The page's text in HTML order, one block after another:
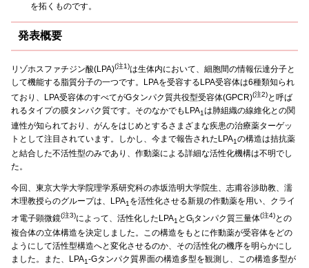
を拓くものです。
発表概要
リゾホスファチジン酸(LPA)(注1)は生体内において、細胞間の情報伝達分子と
して機能する脂質分子の一つです。LPAを受容するLPA受容体は6種類知られ
ており、LPA受容体のすべてがGタンパク質共役型受容体(GPCR)(注2)と呼ば
れるタイプの膜タンパク質です。そのなかでもLPA1は肺組織の線維化との関
連性が知られており、がんをはじめとするさまざまな疾患の治療薬ターゲッ
トとして注目されています。しかし、今まで報告されたLPA1の構造は拮抗薬
と結合した不活性型のみであり、作動薬による詳細な活性化機構は不明でし
た。
今回、東京大学大学院理学系研究科の赤坂浩明大学院生、志甫谷渉助教、濡
木理教授らのグループは、LPA1を活性化させる新規の作動薬を用い、クライ
オ電子顕微鏡(注3)によって、活性化したLPA1 とGiタンパク質三量体(注4)との
複合体の立体構造を決定しました。この構造をもとに作動薬が受容体をどの
ようにして活性型構造へと変化させるのか、その活性化の機序を明らかにし
ました。また、LPA1-Gタンパク質界面の構造多型を観測し、この構造多型が